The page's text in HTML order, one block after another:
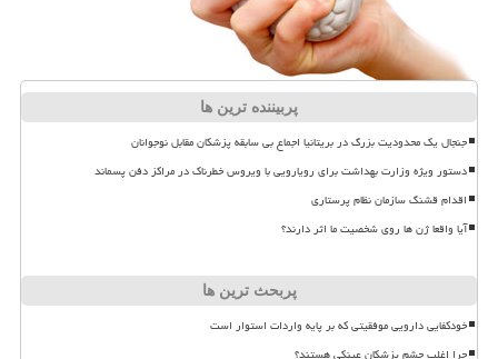
پربیننده ترین ها
جنجال یک محدودیت بزرگ در بریتانیا اجماع بی سابقه پزشکان مقابل نوجوانان
دستور ویژه وزارت بهداشت برای رویارویی با ویروس خطرناک در مراکز دفن پسماند
اقدام قشنگ سازمان نظام پرستاری
آیا واقعا ژن ها روی شخصیت ما اثر دارند؟
پربحث ترین ها
خودکفایی دارویی موفقیتی که بر پایه واردات استوار است
چرا اغلب چشم پزشکان عینکی هستند؟